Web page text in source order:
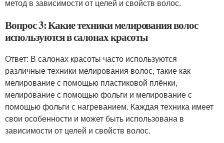
метод в зависимости от целей и свойств волос.
Вопрос 3: Какие техники мелирования волос
используются в салонах красоты
Ответ: В салонах красоты часто используются
различные техники мелирования волос, такие как
мелирование с помощью пластиковой плёнки,
мелирование с помощью фольги и мелирование с
помощью фольги с нагреванием. Каждая техника имеет
свои особенности и может быть использована в
зависимости от целей и свойств волос.